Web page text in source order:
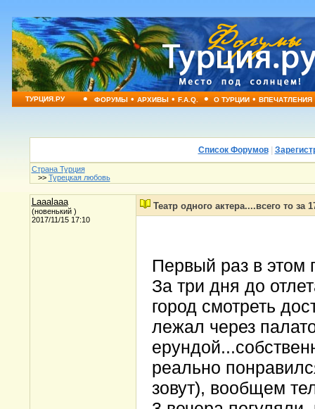
ТУРЦИЯ.РУ • ФОРУМЫ•АРХИВЫ•F.A.Q. • О ТУРЦИИ•ВПЕЧАТЛЕНИЯ
Список Форумов|
Страна Турция
>> Турецкая любовь
Laaalaaa
(новенький )
2017/11/15 17:10
Театр одного актера....всего то за
Первый раз в этом
За три дня до
город смотреть
лежал через
реально
зовут), вообщем